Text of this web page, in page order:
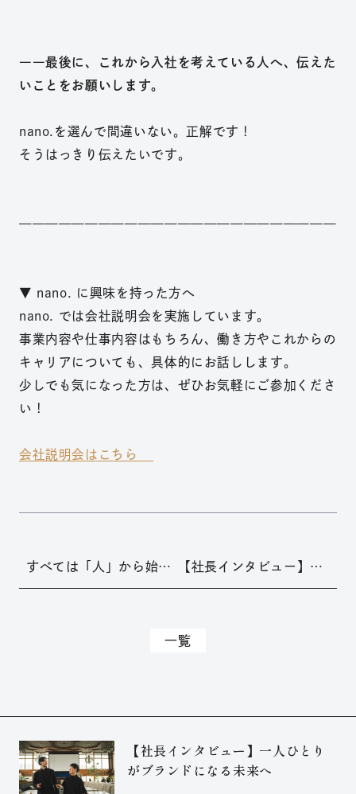
――最後に、これから入社を考えている人へ、伝えた
いことをお願いします。
nano.を選んで間違いない。正解です！
そうはっきり伝えたいです。
————————————————————————
▼ nano. に興味を持った方へ
nano. では会社説明会を実施しています。
事業内容や仕事内容はもちろん、働き方やこれからの
キャリアについても、具体的にお話しします。
少しでも気になった方は、ぜひお気軽にご参加くださ
い！
会社説明会はこちら
すべては「人」から始ま
った。創業者が語る
【nano.創業者インタビ一覧
【社長インタビュー】一
人ひとりがブランドにな
【社長インタビュー】一人ひとり
がブランドになる未来へ